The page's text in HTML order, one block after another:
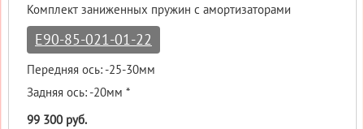
Комплект заниженных пружин с амортизаторами
E90-85-021-01-22
Передняя ось: -25-30мм
Задняя ось: -20мм *
99 300 руб.